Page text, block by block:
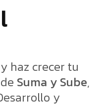
haz crecer tu
Suma y Sube,
y